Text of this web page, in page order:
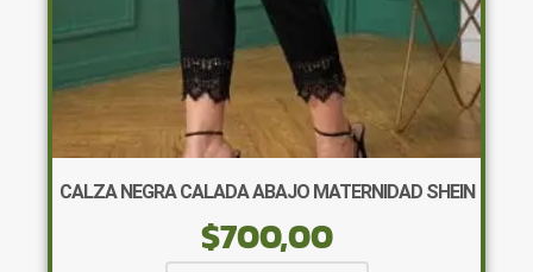
producto
CALZA NEGRA CALADA ABAJO MATERNIDAD SHEIN
$700,00